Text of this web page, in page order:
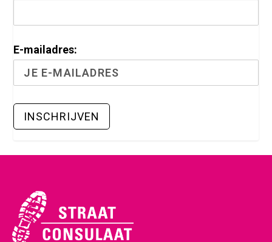
E-mailadres: